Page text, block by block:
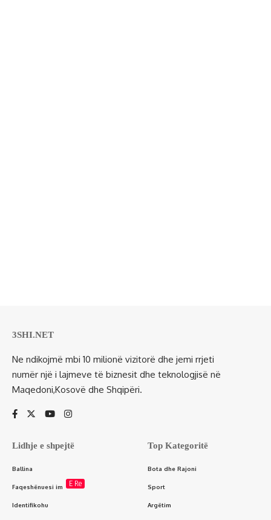
3SHI.NET
Ne ndikojmë mbi 10 milionë vizitorë dhe jemi rrjeti
numër një i lajmeve të biznesit dhe teknologjisë në
Maqedoni,Kosovë dhe Shqipëri.
Lidhje e shpejtë
Ballina
Faqeshënuesi im E Re
Identifikohu
Top Kategoritë
Bota dhe Rajoni
Sport
Argëtim